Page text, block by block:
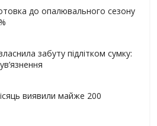
до опалювального сезону
забуту підлітком сумку:
виявили майже 200